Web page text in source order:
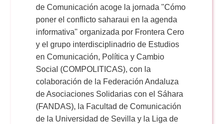
de Comunicación acoge la jornada "Cómo
poner el conflicto saharaui en la agenda
informativa" organizada por Frontera Cero
y el grupo interdisciplinadrio de Estudios
en Comunicación, Política y Cambio
Social (COMPOLITICAS), con la
colaboración de la Federación Andaluza
de Asociaciones Solidarias con el Sáhara
(FANDAS), la Facultad de Comunicación
de la Universidad de Sevilla y la Liga de